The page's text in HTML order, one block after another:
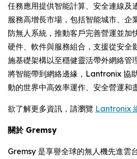
任務應用提供智能計算、安全連線
服務高增長市場，包括智能城市、企
防無人系統，推動客戶完善營運並加
硬件、軟件與服務組合，支援從安全
施基礎架構以至穩健靈活帶外網絡管
將智能帶到網絡邊緣，Lantronix 協
動的世界中高效率運作、安全營運和
欲了解更多資訊，請瀏覽 Lantronix
關於 Gremsy
Gremsy 是享譽全球的無人機先進雲